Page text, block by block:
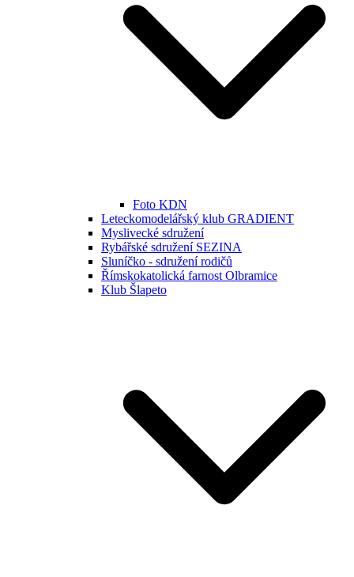
Foto KDN
Leteckomodelářský klub GRADIENT
Myslivecké sdružení
Rybářské sdružení SEZINA
Sluníčko - sdružení rodičů
Římskokatolická farnost Olbramice
Klub Šlapeto